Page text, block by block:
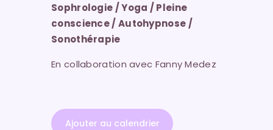
LIEUX
CALENDRIER-TARIFS
CONTACT-INSCRIPTION
Sophrologie / Yoga / Pleine
conscience / Autohypnose /
Sonothérapie
En collaboration avec Fanny Medez
Ajouter au calendrier